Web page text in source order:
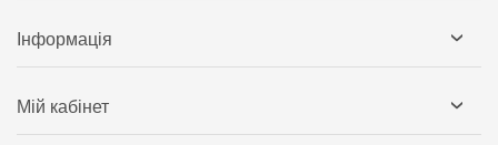
Інформація
Мій кабінет